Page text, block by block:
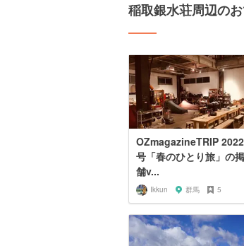
稲取銀水荘周辺の
OZmagazineTRIP
号「春のひとり旅」の
舗v...
Ikkun 群馬 5